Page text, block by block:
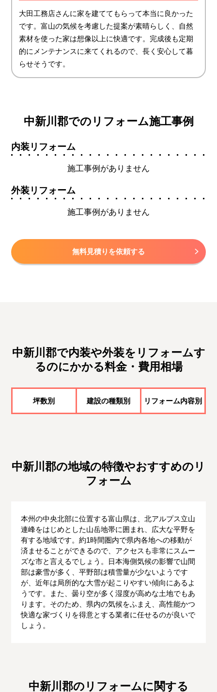
大田工務店さんに家を建ててもらって本当に良かった
です。富山の気候を考慮した提案が素晴らしく、自然
素材を使った家は想像以上に快適です。完成後も定期
的にメンテナンスに来てくれるので、長く安心して暮
らせそうです。
中新川郡でのリフォーム施工事例
内装リフォーム
施工事例がありません
外装リフォーム
施工事例がありません
無料見積りを依頼する
中新川郡で内装や外装をリフォームす
るのにかかる料金・費用相場
坪数別 建設の種類別 リフォーム内容別
中新川郡の地域の特徴やおすすめのリ
フォーム
本州の中央北部に位置する富山県は、北アルプス立山
連峰をはじめとした山岳地帯に囲まれ、広大な平野を
有する地域です。約1時間圏内で県内各地への移動が
済ませることができるので、アクセスも非常にスムー
ズな市と言えるでしょう。日本海側気候の影響で山間
部は豪雪が多く、平野部は積雪量が少ないようです
が、近年は局所的な大雪が起こりやすい傾向にあるよ
うです。また、曇り空が多く湿度が高めな土地でもあ
ります。そのため、県内の気候をふまえ、高性能かつ
快適な家づくりを得意とする業者に任せるのが良いで
しょう。
中新川郡のリフォームに関する